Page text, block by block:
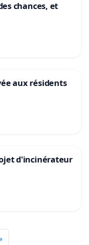
chances, et
aux résidents
d'incinérateur